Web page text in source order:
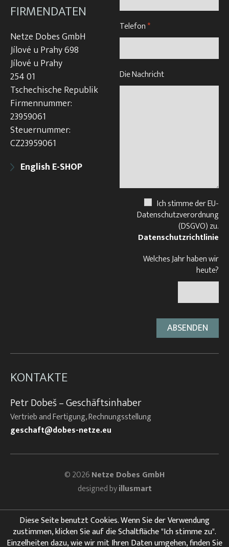
FIRMENDATEN
Netze Dobes GmbH
Jílové u Prahy 698
Jílové u Prahy
254 01
Tschechische Republik
Firmennummer:
23959061
Steuernummer:
CZ23959061
English E-SHOP
Telefon*
Die Nachricht
Ich stimme der EU-
Datenschutzverordnung
(DSGVO) zu.
Datenschutzrichtlinie
Welches Jahr haben wir
heute?
KONTAKTE
Petr Dobeš – Geschäftsinhaber
Vertrieb and Fertigung, Rechnungsstellung
geschaft@dobes-netze.eu
© 2026Netze Dobes GmbH
designed byillusmart
Diese Seite benutzt Cookies. Wenn Sie der Verwendung
zustimmen, klicken Sie auf die Schaltfläche "Ich stimme zu".
Einzelheiten dazu, wie wir mit Ihren Daten umgehen, finden Sie